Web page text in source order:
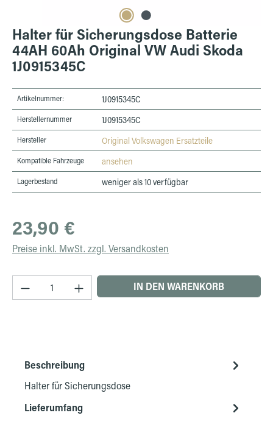
Halter für Sicherungsdose Batterie
44AH 60Ah Original VW Audi Skoda
1J0915345C
Artikelnummer: 1J0915345C
Herstellernummer 1J0915345C
Hersteller Original Volkswagen Ersatzteile
Kompatible Fahrzeuge ansehen
Lagerbestand weniger als 10 verfügbar
Regulärer Preis:
23,90 €
Preise inkl. MwSt. zzgl. Versandkosten
Produkt Anzahl: Gib den gewünschten Wert
IN DEN WARENKORB
Beschreibung
Halter für Sicherungsdose
Lieferumfang